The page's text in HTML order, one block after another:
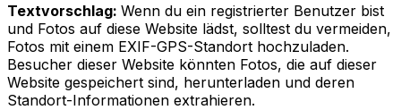
Textvorschlag: Wenn du ein registrierter Benutzer bist
und Fotos auf diese Website lädst, solltest du vermeiden,
Fotos mit einem EXIF-GPS-Standort hochzuladen.
Besucher dieser Website könnten Fotos, die auf dieser
Website gespeichert sind, herunterladen und deren
Standort-Informationen extrahieren.